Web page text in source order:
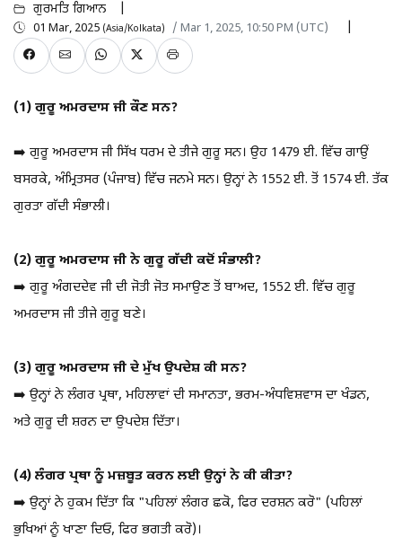
ਗੁਰਮਤਿ ਗਿਆਨ
01 Mar, 2025 (Asia/Kolkata) / Mar 1, 2025, 10:50 PM (UTC)
(1) ਗੁਰੂ ਅਮਰਦਾਸ ਜੀ ਕੌਣ ਸਨ?
➡️ ਗੁਰੂ ਅਮਰਦਾਸ ਜੀ ਸਿੱਖ ਧਰਮ ਦੇ ਤੀਜੇ ਗੁਰੂ ਸਨ। ਉਹ 1479 ਈ. ਵਿੱਚ ਗਾਉਂ
ਬਸਰਕੇ, ਅੰਮ੍ਰਿਤਸਰ (ਪੰਜਾਬ) ਵਿੱਚ ਜਨਮੇ ਸਨ। ਉਨ੍ਹਾਂ ਨੇ 1552 ਈ. ਤੋਂ 1574 ਈ. ਤੱਕ
ਗੁਰਤਾ ਗੱਦੀ ਸੰਭਾਲੀ।
(2) ਗੁਰੂ ਅਮਰਦਾਸ ਜੀ ਨੇ ਗੁਰੂ ਗੱਦੀ ਕਦੋਂ ਸੰਭਾਲੀ?
➡️ ਗੁਰੂ ਅੰਗਦਦੇਵ ਜੀ ਦੀ ਜੋਤੀ ਜੋਤ ਸਮਾਉਣ ਤੋਂ ਬਾਅਦ, 1552 ਈ. ਵਿੱਚ ਗੁਰੂ
ਅਮਰਦਾਸ ਜੀ ਤੀਜੇ ਗੁਰੂ ਬਣੇ।
(3) ਗੁਰੂ ਅਮਰਦਾਸ ਜੀ ਦੇ ਮੁੱਖ ਉਪਦੇਸ਼ ਕੀ ਸਨ?
➡️ ਉਨ੍ਹਾਂ ਨੇ ਲੰਗਰ ਪ੍ਰਥਾ, ਮਹਿਲਾਵਾਂ ਦੀ ਸਮਾਨਤਾ, ਭਰਮ-ਅੰਧਵਿਸ਼ਵਾਸ ਦਾ ਖੰਡਨ,
ਅਤੇ ਗੁਰੂ ਦੀ ਸ਼ਰਨ ਦਾ ਉਪਦੇਸ਼ ਦਿੱਤਾ।
(4) ਲੰਗਰ ਪ੍ਰਥਾ ਨੂੰ ਮਜ਼ਬੂਤ ਕਰਨ ਲਈ ਉਨ੍ਹਾਂ ਨੇ ਕੀ ਕੀਤਾ?
➡️ ਉਨ੍ਹਾਂ ਨੇ ਹੁਕਮ ਦਿੱਤਾ ਕਿ "ਪਹਿਲਾਂ ਲੰਗਰ ਛਕੋ, ਫਿਰ ਦਰਸ਼ਨ ਕਰੋ" (ਪਹਿਲਾਂ
ਭੁਖਿਆਂ ਨੂੰ ਖਾਣਾ ਦਿਓ, ਫਿਰ ਭਗਤੀ ਕਰੋ)।